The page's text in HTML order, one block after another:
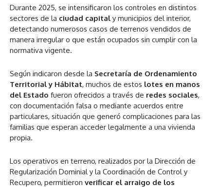
Durante 2025, se intensificaron los controles en distintos
sectores de la ciudad capital y municipios del interior,
detectando numerosos casos de terrenos vendidos de
manera irregular o que están ocupados sin cumplir con la
normativa vigente.
Según indicaron desde la Secretaría de Ordenamiento
Territorial y Hábitat, muchos de estos lotes en manos
del Estado fueron ofrecidos a través de redes sociales,
con documentación falsa o mediante acuerdos entre
particulares, situación que generó complicaciones para las
familias que esperan acceder legalmente a una vivienda
propia.
Los operativos en terreno, realizados por la Dirección de
Regularización Dominial y la Coordinación de Control y
Recupero, permitieron verificar el arraigo de los